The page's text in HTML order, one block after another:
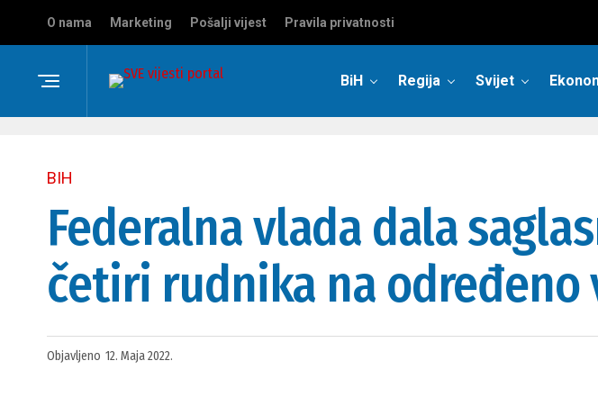
O nama Marketing Pošalji vijest Pravila privatnosti
BiH Regija Svijet
BIH
Federalna vlada dala
četiri rudnika na određeno
Objavljeno 12. Maja 2022.